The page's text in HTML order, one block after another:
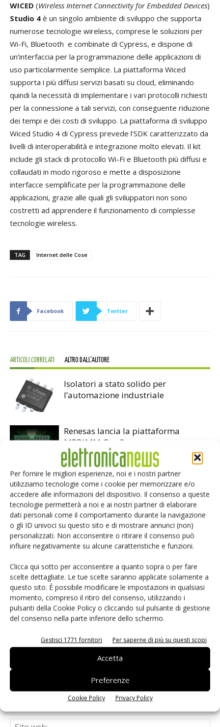
Per fornire le migliori esperienze, noi e i nostri partner
utilizziamo tecnologie come i cookie per memorizzare e/o
accedere alle informazioni del dispositivo. Il consenso a queste
tecnologie permetterà a noi e ai nostri partner di elaborare
dati personali come il comportamento durante la navigazione
o gli ID univoci su questo sito e di mostrare annunci (non)
personalizzati. Non acconsentire o ritirare il consenso può
influire negativamente su alcune caratteristiche e funzioni.
Clicca qui sotto per acconsentire a quanto sopra o per fare
scelte dettagliate. Le tue scelte saranno applicate solamente a
questo sito. È possibile modificare le impostazioni in qualsiasi
momento, compreso il ritiro del consenso, utilizzando i
pulsanti della Cookie Policy o cliccando sul pulsante di gestione
del consenso nella parte inferiore dello schermo.
Gestisci 1771 fornitori Per saperne di più su questi scopi
Accetta
Preferenze
Cookie Policy Privacy Policy
WICED (Wireless Internet Connectivity for Embedded Devices)
Studio 4 è un singolo ambiente di sviluppo che supporta
numerose tecnologie wireless, comprese le soluzioni per
Wi-Fi, Bluetooth e combinate di Cypress, e dispone di
un'interfaccia per la programmazione delle applicazioni di
uso particolarmente semplice. La piattaforma Wiced
supporta i più diffusi servizi basati su cloud, eliminando
quindi la necessità di implementare i vari protocolli richiesti
per la connessione a tali servizi, con conseguente riduzione
dei tempi e dei costi di sviluppo. La piattaforma di sviluppo
Wiced Studio 4 di Cypress prevede l’SDK caratterizzato da
livelli di interoperabilità e integrazione molto elevati. Il kit
include gli stack di protocollo Wi-Fi e Bluetooth più diffusi e
collaudati in modo rigoroso e mette a disposizione
interfacce semplificate per la programmazione delle
applicazioni, grazie alle quali gli sviluppatori non sono
costretti ad apprendere il funzionamento di complesse
tecnologie wireless.
TAG Internet delle Cose
Facebook Twitter
ARTICOLI CORRELATI ALTRO DALL'AUTORE
Isolatori a stato solido per
l’automazione industriale
Renesas lancia la piattaforma
MRDIMM Gen 3
TDK e LG Innotek insieme sui sensori
per robot umanoidi